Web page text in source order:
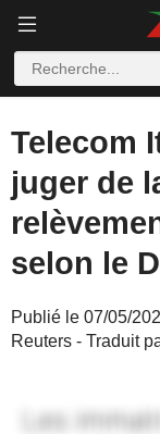
Telecom
juger de
selon le
Publié le 07/05/
Reuters - Traduit